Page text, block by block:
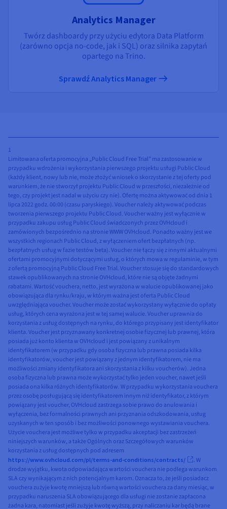
Analytics Manager
Twórz dashboardy przy użyciu edytora Data Platform
(zarówno opcja no-code, jak i SQL) oraz silnika zapytań
opartego na Trino.
Sprawdź Analytics Manager
1
Limitowana oferta promocyjna „Public Cloud Free Trial” ma zastosowanie w
przypadku wdrożenia i wykorzystania pierwszego projektu usługi Public Cloud
(każdy klient, nowy lub nie, może złożyć wniosek o skorzystanie z tej oferty pod
warunkiem, że nie stworzył projektu Public Cloud w przeszłości, niezależnie od
tego, czy projekt jest nadal w użyciu czy nie). Ofertę można aktywować od dnia 1
lipca 2022 godz. 00:00 (czasu paryskiego). Voucher należy aktywować podczas
tworzenia pierwszego projektu Public Cloud. Voucher ważny jest wyłącznie w
przypadku zakupu usług Public Cloud świadczonych przez OVHcloud i
zamówionych bezpośrednio na stronie WWW OVHcloud. Ponadto ważny jest we
wszystkich regionach Public Cloud, z wyłączeniem ofert bezpłatnych (np.
bezpłatnych usług w fazie testów beta). Voucher nie łączy się z innymi aktualnymi
ofertami promocyjnymi dotyczącymi usług, o których mowa w regulaminie, w tym
z ofertą promocyjną Public Cloud Free Trial. Voucher stosuje się do standardowych
stawek opublikowanych na stronie OVHcloud, które nie są objęte żadnymi
rabatami. Wartość vouchera, netto, jest wyrażona w walucie opublikowanej jako
obowiązująca dla rynku/kraju, w którym ważna jest oferta Public Cloud
uwzględniająca voucher. Voucher może zostać wykorzystany wyłącznie do opłaty
usług, których cena wyrażona jest w tej samej walucie. Voucher uprawnia do
korzystania z usług dostępnych na rynku, do którego przypisany jest identyfikator
klienta. Voucher jest przyznawany konkretnej osobie fizycznej lub prawnej, która
posiada już konto klienta w OVHcloud i jest powiązany z unikalnym
identyfikatorem (w przypadku gdy osoba fizyczna lub prawna posiada kilka
identyfikatorów, voucher jest powiązany z jednym identyfikatorem, nie ma
możliwości zmiany identyfikatora ani skorzystania z kilku voucherów). Jedna
osoba fizyczna lub prawna może wykorzystać tylko jeden voucher, nawet jeśli
posiada ona kilka różnych identyfikatorów. W przypadku wykorzystania vouchera
przez osobę posługującą się identyfikatorem innym niż identyfikator, z którym
powiązany jest voucher, OVHcloud zastrzega sobie prawo do anulowania i
wyłączenia, bez formalności prawnych ani przyznania odszkodowania, usług
uzyskanych w ten sposób i bez możliwości ponownego wystawiania vouchera.
Użycie vouchera jest możliwe tylko w przypadku akceptacji bez zastrzeżeń
niniejszych warunków, a także Ogólnych oraz Szczegółowych warunków
korzystania z usług dostępnych pod adresem
https://www.ovhcloud.com/pl/terms-and-conditions/contracts/
. W
drodze wyjątku, kwota odpowiadająca wartości vouchera nie podlega warunkom
SLA czy wynikającym z nich potencjalnym karom. Oznacza to, że jeśli posiadacz
vouchera zużyje kwotę mniejszą lub równą wartości vouchera za dany miesiąc, w
przypadku naruszenia SLA obowiązującego dla usługi nie zostanie zapłacona
żadna kara, natomiast jeśli zużyje kwotę wyższą, przy naliczaniu kar będą brane